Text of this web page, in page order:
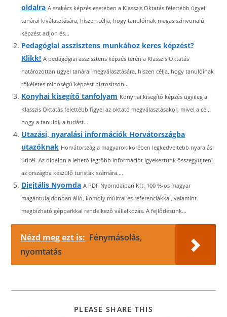
oldalra A szakács képzés esetében a Klasszis Oktatás felettébb ügyel
tanárai kiválasztására, hiszen célja, hogy tanulóinak magas színvonalú
képzést adjon és...
Pedagógiai asszisztens munkához keres képzést?
Klikk! A pedagógiai asszisztens képzés terén a Klasszis Oktatás
határozottan ügyel tanárai megválasztására, hiszen célja, hogy tanulóinak
tökéletes minőségű képzést biztosítson...
Konyhai kisegítő tanfolyam Konyhai kisegítő képzés ügyileg a
Klasszis Oktatás felettébb figyel az oktató megválasztásakor, mivel a cél,
hogy a tanulók a tudást...
Utazási, nyaralási információk Horvátországba
utazóknak Horvátország a magyarok körében legkedveltebb nyaralási
úticél. Az oldalon a lehető legtöbb információt igyekeztünk összegyűjteni
az országba készülő turisták számára....
Digitális Nyomda A PDF Nyomdaipari Kft. 100 %-os magyar
magántulajdonban álló, komoly múlttal és referenciákkal, valamint
megbízható gépparkkal rendelkező vállalkozás. A fejlődésünk...
Nézd meg ezt is: Fénymásolás,
nyomtatás
PLEASE SHARE THIS